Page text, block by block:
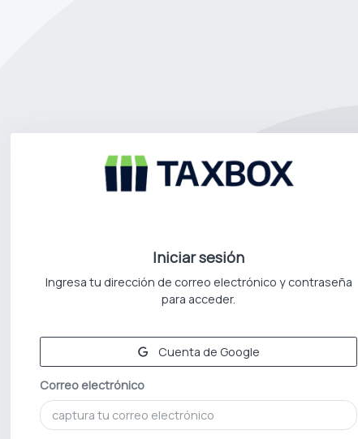
Iniciar sesión
Ingresa tu dirección de correo electrónico y contraseña
para acceder.
Cuenta de Google
Correo electrónico